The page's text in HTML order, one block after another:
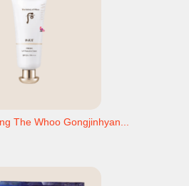
The Whoo Gongjinhyan...